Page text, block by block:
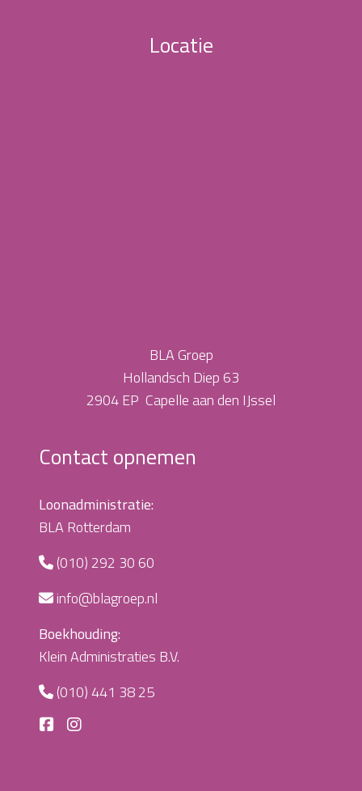
Locatie
BLA Groep
Hollandsch Diep 63
2904 EP Capelle aan den IJssel
Contact opnemen
Loonadministratie:
BLA Rotterdam
(010) 292 30 60
info@blagroep.nl
Boekhouding:
Klein Administraties B.V.
(010) 441 38 25